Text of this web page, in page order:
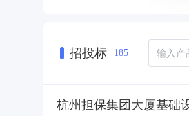
招投标 185
杭州担保集团大厦基础